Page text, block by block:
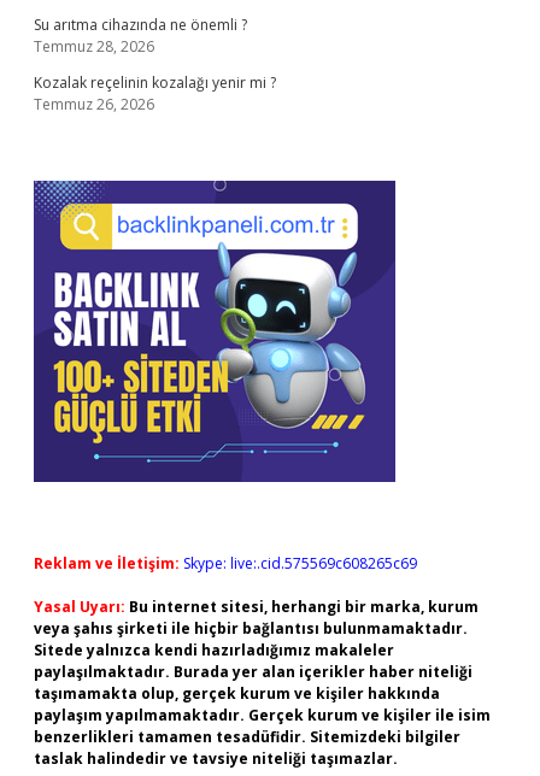
Su arıtma cihazında ne önemli ?
Temmuz 28, 2026
Kozalak reçelinin kozalağı yenir mi ?
Temmuz 26, 2026
Reklam ve İletişim: Skype: live:.cid.575569c608265c69
Yasal Uyarı: Bu internet sitesi, herhangi bir marka, kurum
veya şahıs şirketi ile hiçbir bağlantısı bulunmamaktadır.
Sitede yalnızca kendi hazırladığımız makaleler
paylaşılmaktadır. Burada yer alan içerikler haber niteliği
taşımamakta olup, gerçek kurum ve kişiler hakkında
paylaşım yapılmamaktadır. Gerçek kurum ve kişiler ile isim
benzerlikleri tamamen tesadüfidir. Sitemizdeki bilgiler
taslak halindedir ve tavsiye niteliği taşımazlar.